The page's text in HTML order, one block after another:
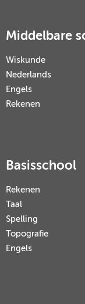
Middelbare
Wiskunde
Nederlands
Engels
Rekenen
Basisschool
Rekenen
Taal
Spelling
Topografie
Engels